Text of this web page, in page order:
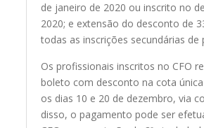
de janeiro de 2020 ou inscrito no
2020; e extensão do desconto de
todas as inscrições secundárias de
Os profissionais inscritos no CFO
boleto com desconto na cota
os dias 10 e 20 de dezembro, via
disso, o pagamento pode ser